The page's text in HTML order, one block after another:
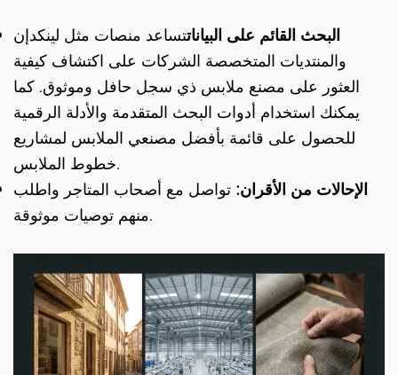
البحث القائم على البياناتتساعد منصات مثل لينكدإن
والمنتديات المتخصصة الشركات على اكتشاف كيفية
العثور على مصنع ملابس ذي سجل حافل وموثوق. كما
يمكنك استخدام أدوات البحث المتقدمة والأدلة الرقمية
للحصول على قائمة بأفضل مصنعي الملابس لمشاريع
خطوط الملابس.
الإحالات من الأقران: تواصل مع أصحاب المتاجر واطلب
منهم توصيات موثوقة.